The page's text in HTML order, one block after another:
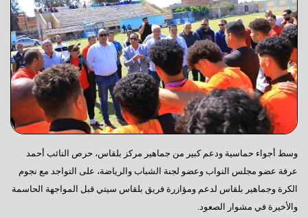
وسط أجواء حماسية ودعم كبير من جماهير مركز بلقاس، حرص النائب أحمد
عرفة عضو مجلس النواب وعضو لجنة الشباب والرياضة، على التواجد مع نجوم
الكرة وجماهير بلقاس لدعم ومؤازرة فريق بلقاس سيتي قبل المواجهة الحاسمة
والأخيرة في مشوار الصعود.